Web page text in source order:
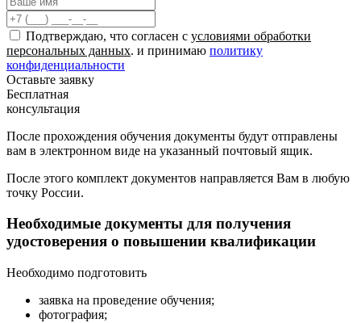
Подтверждаю, что согласен с условиями обработки
персональных данных. и принимаю политику
конфиденциальности
Оставьте заявку
Бесплатная
консультация
После прохождения обучения документы будут отправлены
вам в электронном виде на указанный почтовый ящик.
После этого комплект документов направляется Вам в любую
точку России.
Необходимые документы для получения
удостоверения о повышении квалификации
Необходимо подготовить
заявка на проведение обучения;
фотография;